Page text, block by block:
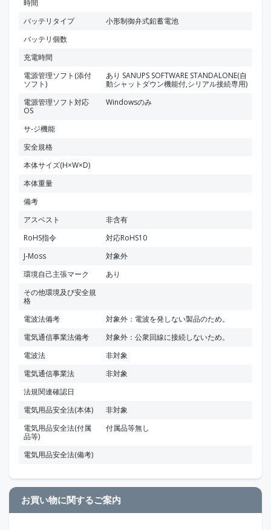
時間
バッテリタイプ
小形制御弁式鉛蓄電池
バッテリ個数
充電時間
電源管理ソフト(添付
ソフト)
あり SANUPS SOFTWARE STANDALONE(自
動シャットダウン機能付,シリアル接続専用)
電源管理ソフト対応
OS
Windowsのみ
サ-ジ機能
安全規格
本体サイズ(H×W×D)
本体重量
備考
アスベスト
非含有
RoHS指令
対応RoHS10
J-Moss
対象外
環境自己主張マーク
あり
その他環境及び安全規
格
電波法備考
対象外：電波を発しない製品のため。
電気通信事業法備考
対象外：公衆回線に接続しないため。
電波法
非対象
電気通信事業法
非対象
法規関連確認日
電気用品安全法(本体)
非対象
電気用品安全法(付属
品等)
付属品等無し
電気用品安全法(備考)
お買い物に関するご案内